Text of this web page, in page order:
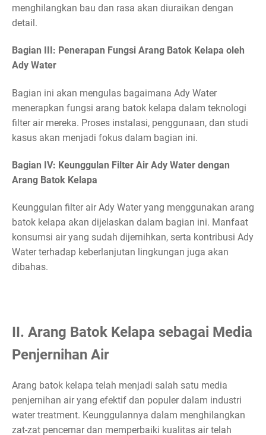
menghilangkan bau dan rasa akan diuraikan dengan
detail.
Bagian III: Penerapan Fungsi Arang Batok Kelapa oleh
Ady Water
Bagian ini akan mengulas bagaimana Ady Water
menerapkan fungsi arang batok kelapa dalam teknologi
filter air mereka. Proses instalasi, penggunaan, dan studi
kasus akan menjadi fokus dalam bagian ini.
Bagian IV: Keunggulan Filter Air Ady Water dengan
Arang Batok Kelapa
Keunggulan filter air Ady Water yang menggunakan arang
batok kelapa akan dijelaskan dalam bagian ini. Manfaat
konsumsi air yang sudah dijernihkan, serta kontribusi Ady
Water terhadap keberlanjutan lingkungan juga akan
dibahas.
II. Arang Batok Kelapa sebagai Media
Penjernihan Air
Arang batok kelapa telah menjadi salah satu media
penjernihan air yang efektif dan populer dalam industri
water treatment. Keunggulannya dalam menghilangkan
zat-zat pencemar dan memperbaiki kualitas air telah